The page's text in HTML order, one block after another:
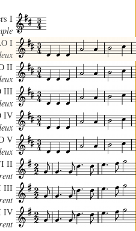
I
I
II
III
IV
V
II
III
IV